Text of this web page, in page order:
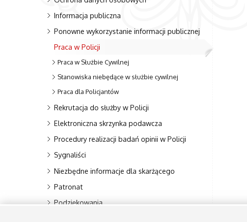
Informacja publiczna
Ponowne wykorzystanie informacji publicznej
Praca w Policji
Praca w Służbie Cywilnej
Stanowiska niebędące w służbie cywilnej
Praca dla Policjantów
Rekrutacja do służby w Policji
Elektroniczna skrzynka podawcza
Procedury realizacji badań opinii w Policji
Sygnaliści
Niezbędne informacje dla skarżącego
Patronat
Podziękowania